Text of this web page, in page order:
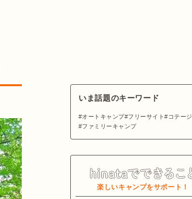
いま話題のキーワード
オートキャンプ フリーサイト
コテージ
ファミリーキャンプ
楽しいキャンプをサポート！